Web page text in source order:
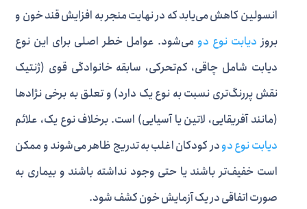
انسولین کاهش می‌یابد که در نهایت منجر به افزایش قند خون و
بروز دیابت نوع دو می‌شود. عوامل خطر اصلی برای این نوع
دیابت شامل چاقی، کم‌تحرکی، سابقه خانوادگی قوی (ژنتیک
نقش پررنگ‌تری نسبت به نوع یک دارد) و تعلق به برخی نژادها
(مانند آفریقایی، لاتین یا آسیایی) است. برخلاف نوع یک، علائم
دیابت نوع دودر کودکان اغلب به تدریج ظاهر می‌شوند و ممکن
است خفیف‌تر باشند یا حتی وجود نداشته باشند و بیماری به
صورت اتفاقی در یک آزمایش خون کشف شود.